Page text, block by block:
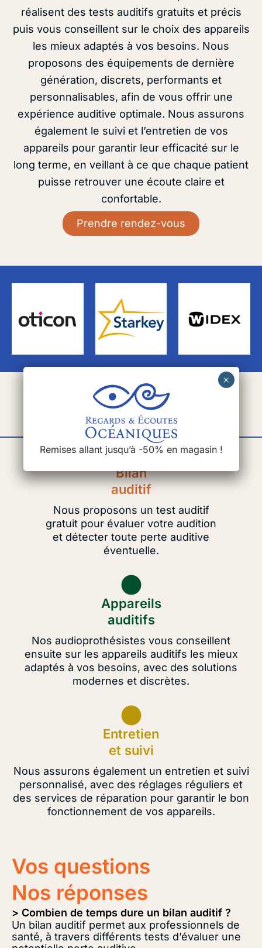
réalisent des tests auditifs gratuits et précis
puis vous conseillent sur le choix des appareils
les mieux adaptés à vos besoins. Nous
proposons des équipements de dernière
génération, discrets, performants et
personnalisables, afin de vous offrir une
expérience auditive optimale. Nous assurons
également le suivi et l’entretien de vos
appareils pour garantir leur efficacité sur le
long terme, en veillant à ce que chaque patient
puisse retrouver une écoute claire et
confortable.
Prendre rendez-vous
Nos services
Bilan
auditif
Nous proposons un test auditif
gratuit pour évaluer votre audition
et détecter toute perte auditive
éventuelle.
Appareils
auditifs
Nos audioprothésistes vous conseillent
ensuite sur les appareils auditifs les mieux
adaptés à vos besoins, avec des solutions
modernes et discrètes.
Entretien
et suivi
Nous assurons également un entretien et suivi
personnalisé, avec des réglages réguliers et
des services de réparation pour garantir le bon
fonctionnement de vos appareils.
Vos questions
Nos réponses
> Combien de temps dure un bilan auditif ?
Un bilan auditif permet aux professionnels de
santé, à travers différents tests d’évaluer une
Remises allant jusqu’à -50% en magasin !